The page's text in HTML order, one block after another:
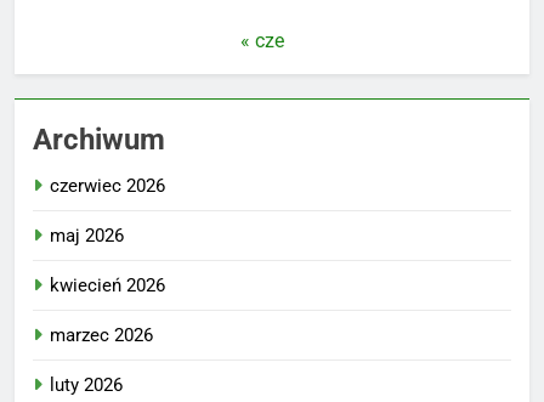
« cze
Archiwum
czerwiec 2026
maj 2026
kwiecień 2026
marzec 2026
luty 2026